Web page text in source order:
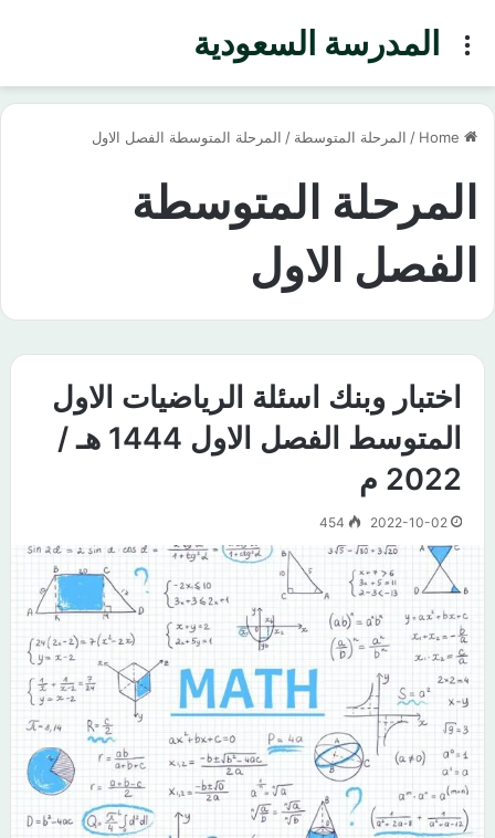
المدرسة السعوديةMenu
/ المرحلة المتوسطة / المرحلة المتوسطة الفصل الاول
المرحلة المتوسطة
الفصل الاول
اختبار وبنك اسئلة الرياضيات الاول
المتوسط الفصل الاول 1444 هـ /
2022 م
2022-10-02
454